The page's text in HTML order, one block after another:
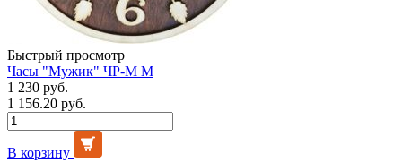
Быстрый просмотр
Часы "Мужик" ЧР-М М
1 230 руб.
1 156.20 руб.
В корзину